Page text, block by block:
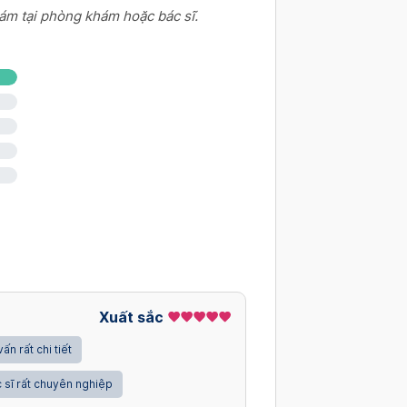
phổi nghề nghiệp, xơ hóa phổi)
tại phòng khám hoặc bác sĩ.
Xuất sắc
rất chi tiết
sĩ rất chuyên nghiệp